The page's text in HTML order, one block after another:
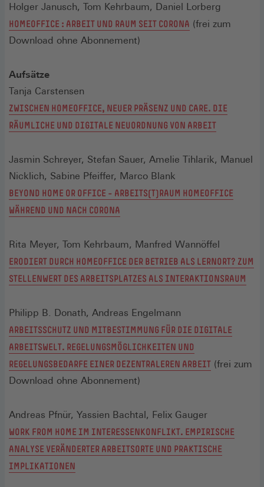
Holger Janusch, Tom Kehrbaum, Daniel Lorberg
HOMEOFFICE : ARBEIT UND RAUM SEIT CORONA (frei zum
Download ohne Abonnement)
Aufsätze
Tanja Carstensen
ZWISCHEN HOMEOFFICE, NEUER PRÄSENZ UND CARE. DIE
RÄUMLICHE UND DIGITALE NEUORDNUNG VON ARBEIT
Jasmin Schreyer, Stefan Sauer, Amelie Tihlarik, Manuel
Nicklich, Sabine Pfeiffer, Marco Blank
BEYOND HOME OR OFFICE – ARBEITS(T)RAUM HOMEOFFICE
WÄHREND UND NACH CORONA
Rita Meyer, Tom Kehrbaum, Manfred Wannöffel
ERODIERT DURCH HOMEOFFICE DER BETRIEB ALS LERNORT? ZUM
STELLENWERT DES ARBEITSPLATZES ALS INTERAKTIONSRAUM
Philipp B. Donath, Andreas Engelmann
ARBEITSSCHUTZ UND MITBESTIMMUNG FÜR DIE DIGITALE
ARBEITSWELT. REGELUNGSMÖGLICHKEITEN UND
REGELUNGSBEDARFE EINER DEZENTRALEREN ARBEIT (frei zum
Download ohne Abonnement)
Andreas Pfnür, Yassien Bachtal, Felix Gauger
WORK FROM HOME IM INTERESSENKONFLIKT. EMPIRISCHE
ANALYSE VERÄNDERTER ARBEITSORTE UND PRAKTISCHE
IMPLIKATIONEN